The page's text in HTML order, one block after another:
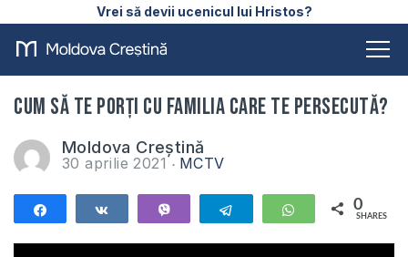
Vrei să devii ucenicul lui Hristos?
Cum să te porți cu familia care te persecută?
Moldova Creștină
30 aprilie 2021 MCTV
Telegram WhatsApp
0
SHARES